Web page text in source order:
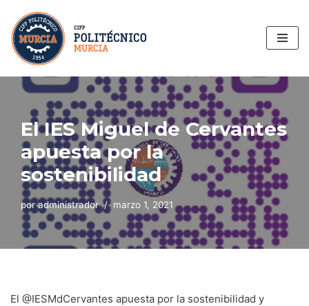
Saltar
al
El IES Miguel de Cervantes
apuesta por la
sostenibilidad
poradministrador marzo 1, 2021
El @IESMdCervantes apuesta por la sostenibilidad y